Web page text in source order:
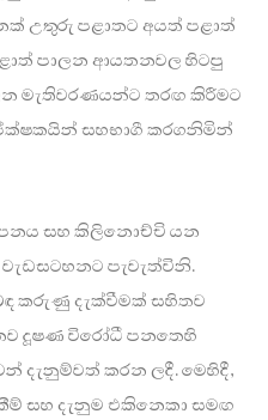
උතුරු පළාතට අයත් පළාත්
පාලන ආයතනවල හිටපු
මැතිවරණයන්ට තරඟ කිරීමට
සහභාගී කරගනිමින්
සහ කිලිනොච්චි යන
පැවැත්විනි.
කරුණු දැක්වීමක් සහිතව
දූෂණ විරෝධී පනතෙහි
දැනුම්වත් කරන ලදී. මෙහිදී,
සහ දැනුම එකිනෙකා සමඟ